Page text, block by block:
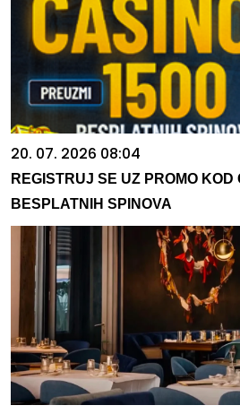
20. 07. 2026 08:04
REGISTRUJ SE UZ PROMO
BESPLATNIH SPINOVA